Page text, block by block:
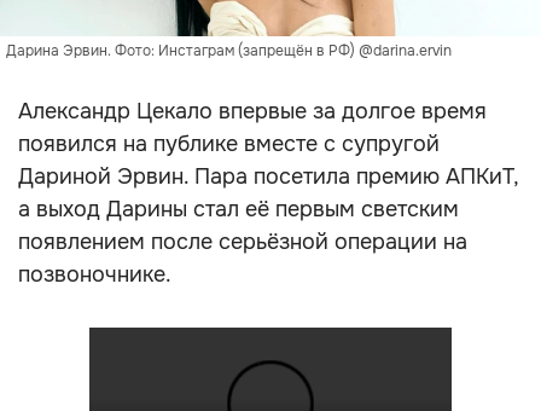
Дарина Эрвин. Фото: Инстаграм (запрещён в РФ) @darina.ervin
Александр Цекало впервые за долгое время
появился на публике вместе с супругой
Дариной Эрвин. Пара посетила премию АПКиТ,
а выход Дарины стал её первым светским
появлением после серьёзной операции на
позвоночнике.